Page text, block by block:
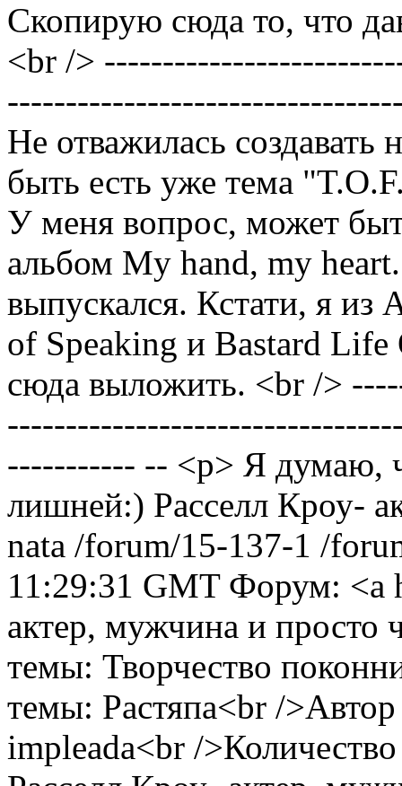
Скопирую сюда то, что
<br />
Не отважилась
быть есть уже тема
У меня вопрос, может
альбом My hand, my
выпускался. Кстати, я из
of Speaking и Bastard Life
сюда выложить. <br />
----------- -- <p> Я думаю,
лишней:) Расселл Кроу-
nata /forum/15-137-1 /
11:29:31 GMT Форум: <a
актер, мужчина и просто
темы: Творчество
темы: Растяпа<br /
impleada<br />Количество